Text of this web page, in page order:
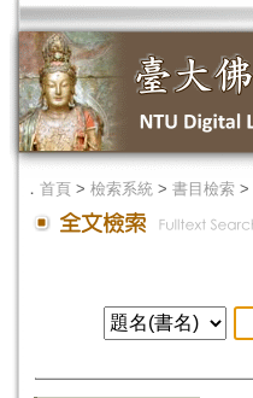
． 首頁 > 檢索系統 > 書目檢索 >